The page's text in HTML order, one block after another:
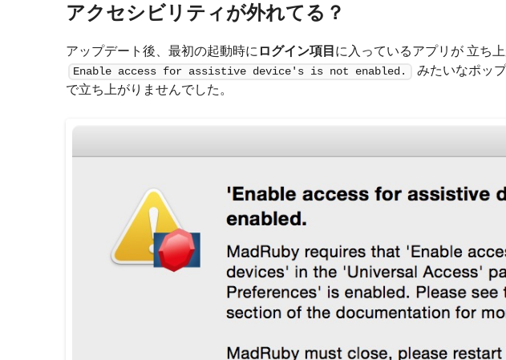
アクセシビリティが外れてる？
アップデート後、最初の起動時に ログイン項目 に入っているアプリが 立ち
Enable access for assistive device's is not enabled.
みたいなポッ
で立ち上がりませんでした。